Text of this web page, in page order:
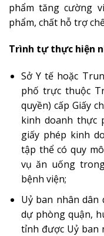
phẩm tăng cường
phẩm, chất hỗ trợ
Trình tự thực hiện
Sở Y tế hoặc
phố trực thuộc
quyền) cấp Giấy
kinh doanh thực
giấy phép kinh
tập thể có quy
vụ ăn uống
bệnh viện;
Uỷ ban nhân dân
dự phòng quận,
tỉnh được Uỷ ban